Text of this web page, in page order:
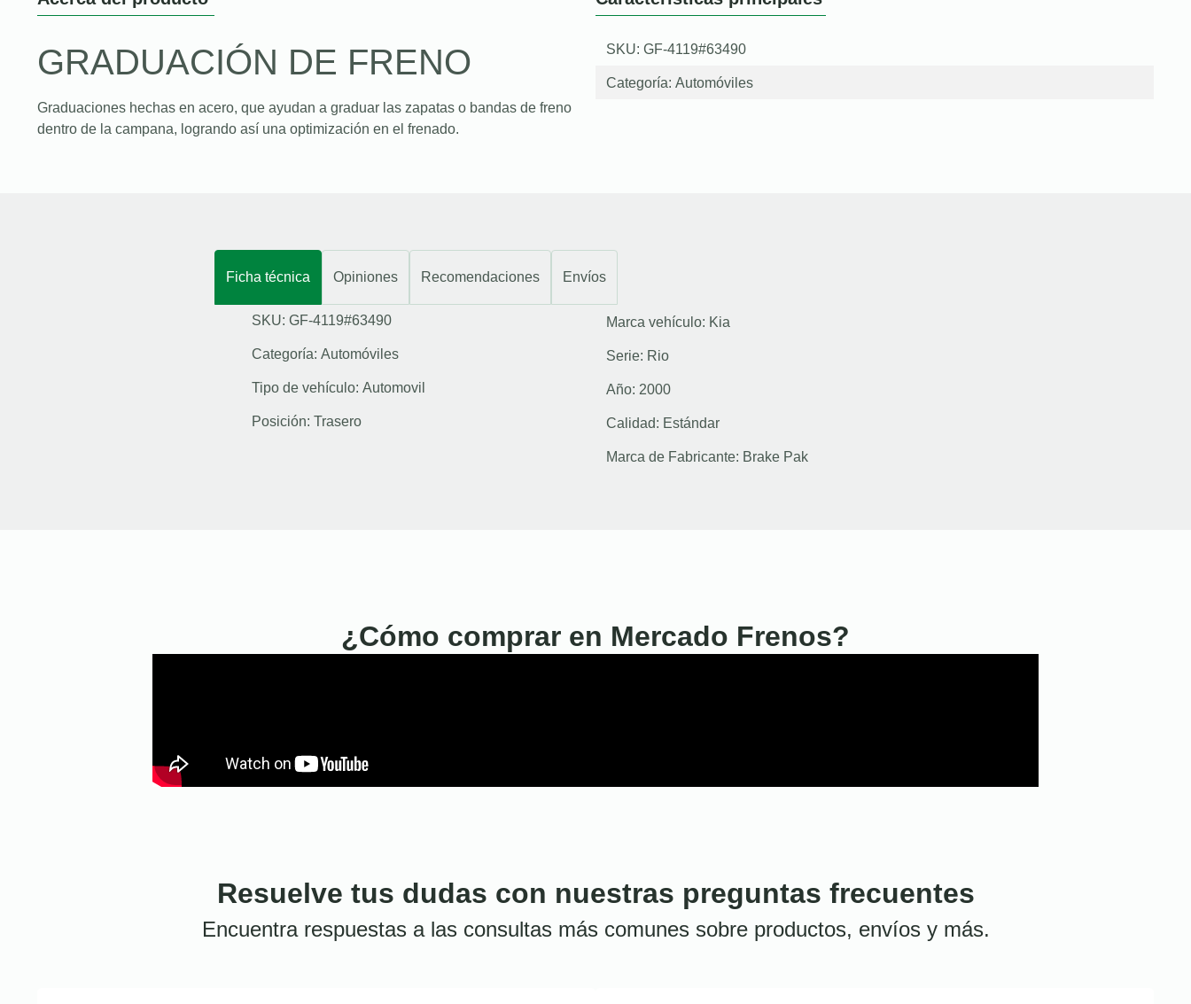
GRADUACIÓN DE FRENO
Graduaciones hechas en acero, que ayudan a graduar las zapatas o bandas de freno
dentro de la campana, logrando así una optimización en el frenado.
SKU: GF-4119#63490
Categoría: Automóviles
Ficha técnica Opiniones Recomendaciones Envíos
SKU: GF-4119#63490
Categoría: Automóviles
Tipo de vehículo: Automovil
Posición: Trasero
Marca vehículo: Kia
Serie: Rio
Año: 2000
Calidad: Estándar
Marca de Fabricante: Brake Pak
¿Cómo comprar en Mercado Frenos?
Resuelve tus dudas con nuestras preguntas frecuentes
Encuentra respuestas a las consultas más comunes sobre productos, envíos y más.